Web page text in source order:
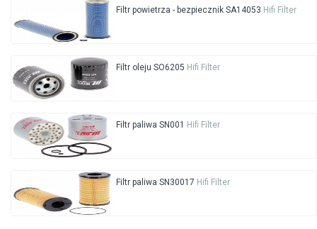
Filtr powietrza - bezpiecznik SA14053 Hifi Filter
Filtr oleju SO6205 Hifi Filter
Filtr paliwa SN001 Hifi Filter
Filtr paliwa SN30017 Hifi Filter